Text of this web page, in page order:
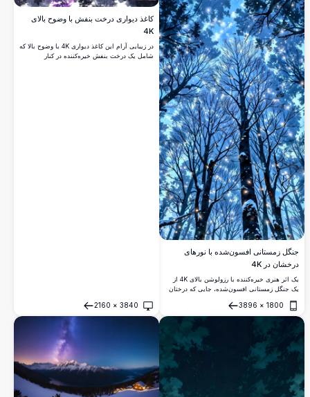
جنگل زمستانی افسون‌شده با نورهای
درخشان در 4K
یک اثر هنری خیره‌کننده با رزولوشن بالای 4K از
یک جنگل زمستانی افسون‌شده، جایی که درختان
کشیده شده‌اند. نورهای درخشان، شبیه به کرم‌های
شب‌تاب جادویی، صحنه را روشن می‌کنند و فضایی
رؤیایی و اثیری ایجاد می‌کنند. ایده‌آل برای
دوست‌داران هنر فانتزی، این تصویر با کیفیت بالا
زیبایی آرام یک جنگل اسرارآمیز را به تصویر
می‌کشد، مناسب برای والپیپر، چاپ، یا
مجموعه‌های دیجیتال.
1800
×
3896
باز کردن
کاغذ دیواری درخت بنفش با وضوح بالای
4K
در زیبایی آرام این کاغذ دیواری 4K با وضوح بالا که
شامل یک درخت بنفش خیره‌کننده در کنار
3840
×
2160
باز کردن